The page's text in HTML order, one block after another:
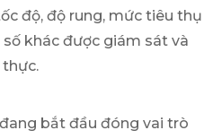
độ, độ rung, mức tiêu thụ
khác được giám sát và
bắt đầu đóng vai trò